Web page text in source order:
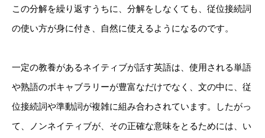
この分解を繰り返すうちに、分解をしなくても、従位接続詞
の使い方が身に付き、自然に使えるようになるのです。
一定の教養があるネイティブが話す英語は、使用される単語
や熟語のボキャブラリーが豊富なだけでなく、文の中に、従
位接続詞や準動詞が複雑に組み合わされています。したがっ
て、ノンネイティブが、その正確な意味をとるためには、い